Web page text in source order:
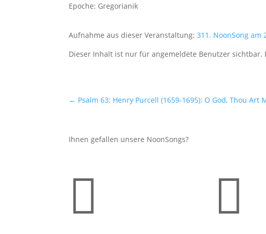
Epoche: Gregorianik
Aufnahme aus dieser Veranstaltung:311. NoonSong am
Dieser Inhalt ist nur für angemeldete Benutzer sichtbar.
← Psalm 63: Henry Purcell (1659-1695): O God, Thou Art
Ihnen gefallen unsere NoonSongs?
 